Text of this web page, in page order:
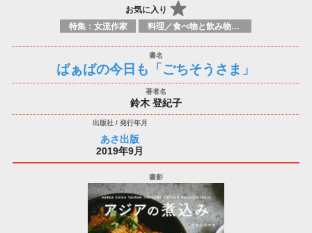
お気に入り
特集：女流作家 料理／食べ物と飲み物／食に関する記述
ばぁばの今日も「ごちそうさま」
鈴木 登紀子
あさ出版
2019年9月